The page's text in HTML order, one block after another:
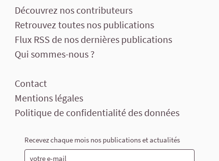
Découvrez nos contributeurs
Retrouvez toutes nos publications
Flux RSS de nos dernières publications
Qui sommes-nous ?
Contact
Mentions légales
Politique de confidentialité des données
Recevez chaque mois nos publications et actualités